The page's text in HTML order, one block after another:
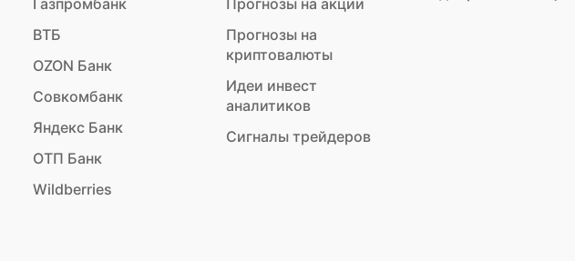
Газпромбанк
ВТБ
OZON Банк
Совкомбанк
Яндекс Банк
ОТП Банк
Wildberries
Прогнозы на акции
Прогнозы на
криптовалюты
Идеи инвест
аналитиков
Сигналы трейдеров